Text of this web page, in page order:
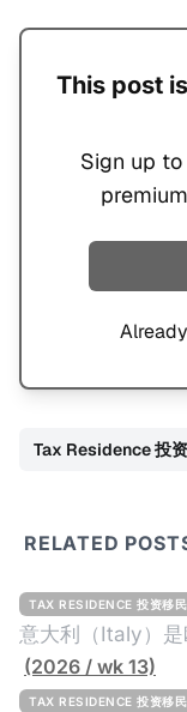
This post
Sign up
Tax Residence 投
RELATED
TAX RESIDENCE 投资移民
意大利（Italy）是
计划。申请人必
投资者签证： * 投资200万欧元意大利政府债券； * 投
(2026 / wk 13)
TAX RESIDENCE 投资移民